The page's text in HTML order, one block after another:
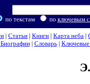
по текстам по ключевым
| Статьи | Книги | Карта неба |
Биографии| Словарь| Ключевые